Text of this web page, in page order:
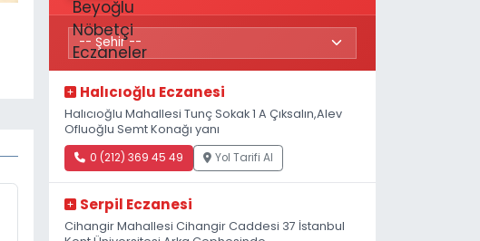
Halıcıoğlu Eczanesi
Halıcıoğlu Mahallesi Tunç Sokak 1 A Çıksalın,Alev
Ofluoğlu Semt Konağı yanı
0 (212) 369 45 49 Yol Tarifi Al
Serpil Eczanesi
Cihangir Mahallesi Cihangir Caddesi 37 İstanbul